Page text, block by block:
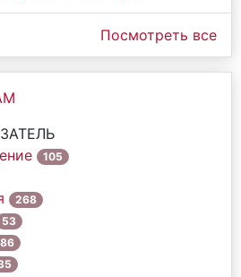
Посмотреть все
105
268
53